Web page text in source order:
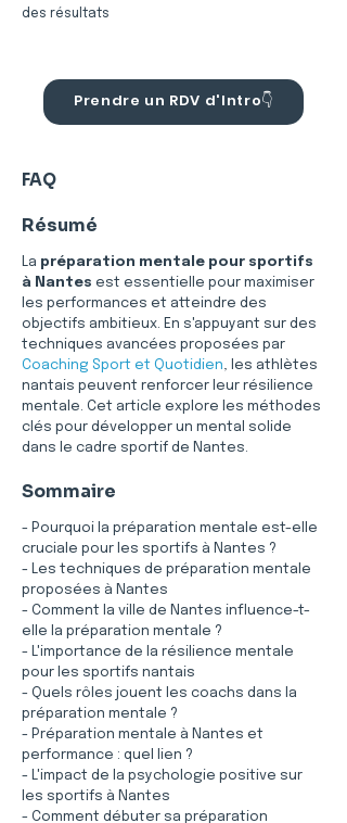
des résultats
Prendre un RDV d'Intro👇
FAQ
Résumé
La préparation mentale pour sportifs
à Nantes est essentielle pour maximiser
les performances et atteindre des
objectifs ambitieux. En s'appuyant sur des
techniques avancées proposées par
Coaching Sport et Quotidien, les athlètes
nantais peuvent renforcer leur résilience
mentale. Cet article explore les méthodes
clés pour développer un mental solide
dans le cadre sportif de Nantes.
Sommaire
- Pourquoi la préparation mentale est-elle
cruciale pour les sportifs à Nantes ?
- Les techniques de préparation mentale
proposées à Nantes
- Comment la ville de Nantes influence-t-
elle la préparation mentale ?
- L'importance de la résilience mentale
pour les sportifs nantais
- Quels rôles jouent les coachs dans la
préparation mentale ?
- Préparation mentale à Nantes et
performance : quel lien ?
- L'impact de la psychologie positive sur
les sportifs à Nantes
- Comment débuter sa préparation